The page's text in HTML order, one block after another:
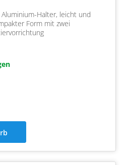
Aluminium-Halter, leicht und
Form mit zwei